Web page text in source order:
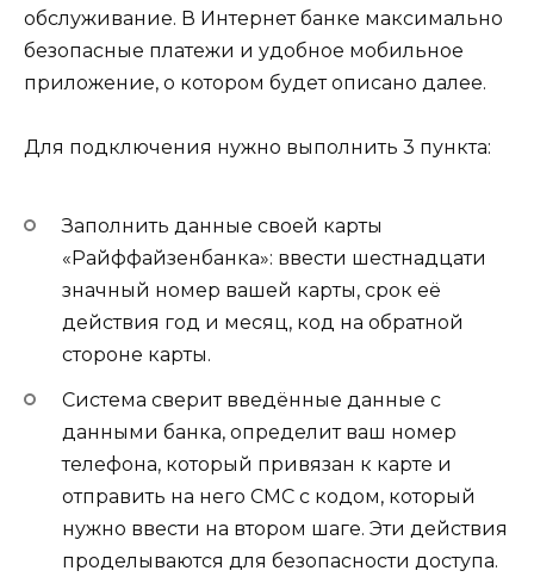
обслуживание. В Интернет банке максимально
безопасные платежи и удобное мобильное
приложение, о котором будет описано далее.
Для подключения нужно выполнить 3 пункта:
Заполнить данные своей карты
«Райффайзенбанка»: ввести шестнадцати
значный номер вашей карты, срок её
действия год и месяц, код на обратной
стороне карты.
Система сверит введённые данные с
данными банка, определит ваш номер
телефона, который привязан к карте и
отправить на него СМС с кодом, который
нужно ввести на втором шаге. Эти действия
проделываются для безопасности доступа.